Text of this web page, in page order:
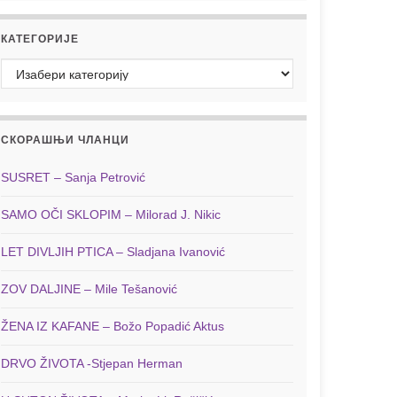
КАТЕГОРИЈЕ
Категорије
СКОРАШЊИ ЧЛАНЦИ
SUSRET – Sanja Petrović
SAMO OČI SKLOPIM – Milorad J. Nikic
LET DIVLJIH PTICA – Sladjana Ivanović
ZOV DALJINE – Mile Tešanović
ŽENA IZ KAFANE – Božo Popadić Aktus
DRVO ŽIVOTA -Stjepan Herman